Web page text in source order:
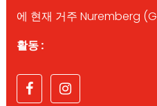
에 현재 거주 Nuremberg
활동 :